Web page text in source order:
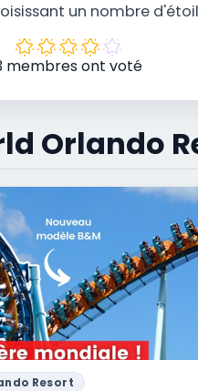
un nombre
membres ont voté
Orlando
Resort